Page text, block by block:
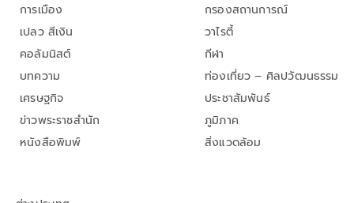
การเมือง
เปลว สีเงิน
คอลัมนิสต์
บทความ
เศรษฐกิจ
ข่าวพระราชสำนัก
หนังสือพิมพ์
กรองสถานการณ์
วาไรตี้
กีฬา
ท่องเที่ยว – ศิลปวัฒนธรรม
ประชาสัมพันธ์
ภูมิภาค
สิ่งแวดล้อม